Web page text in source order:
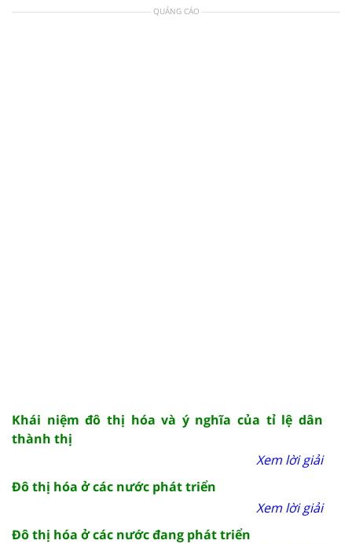
QUẢNG CÁO
Khái niệm đô thị hóa và ý nghĩa của tỉ lệ dân
thành thị
Xem lời giải
Đô thị hóa ở các nước phát triển
Xem lời giải
Đô thị hóa ở các nước đang phát triển